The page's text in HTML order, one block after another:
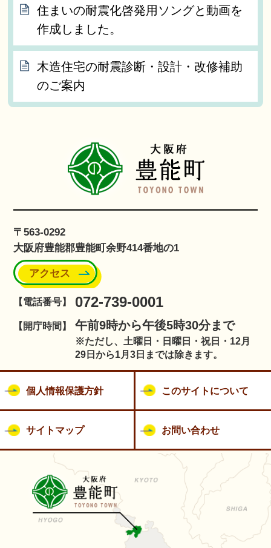
住まいの耐震化啓発用ソングと動画を
作成しました。
木造住宅の耐震診断・設計・改修補助
のご案内
〒563-0292
大阪府豊能郡豊能町余野414番地の1
アクセス
【電話番号】 072-739-0001
【開庁時間】 午前9時から午後5時30分まで
※ただし、土曜日・日曜日・祝日・12月
29日から1月3日までは除きます。
個人情報保護方針 このサイトについて
サイトマップ お問い合わせ